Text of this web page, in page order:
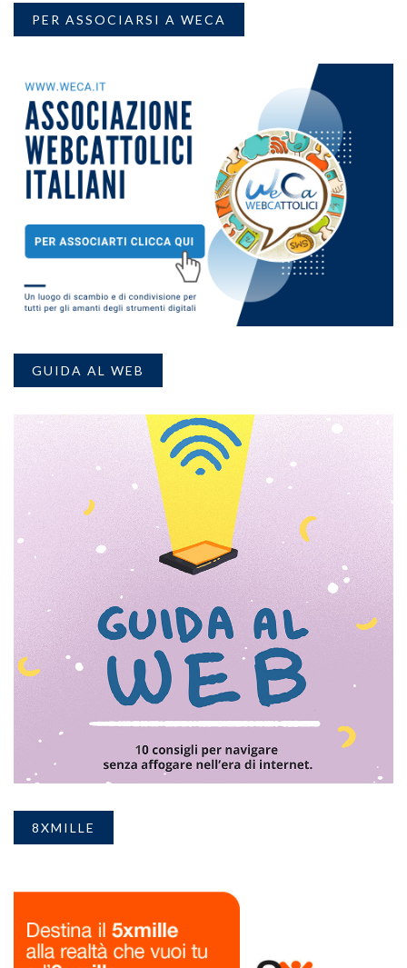
PER ASSOCIARSI A WECA
GUIDA AL WEB
8XMILLE